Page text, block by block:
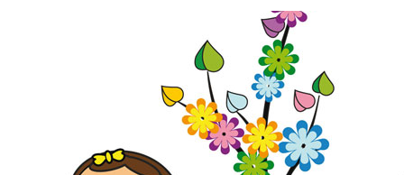
О САДЕ НОВОСТИ
УЧЕБНАЯ ДЕЯТЕЛЬНОСТЬ РОДИТЕЛЯМ